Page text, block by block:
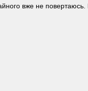
вже не